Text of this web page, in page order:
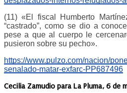
(11) «El fiscal Humberto
“castrado”, como se dio a
pese a que al cuerpo le
pusieron sobre su pecho».
https://www.pulzo.com/nacion/
senalado-matar-exfarc-PP687496
Cecilia Zamudio para La Pluma, 6 de